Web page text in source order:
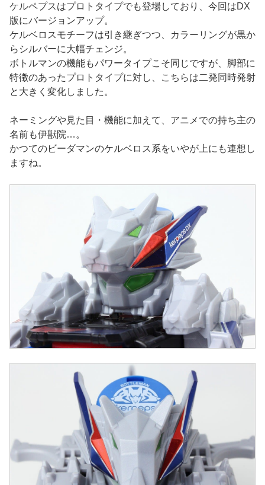
ケルペプスはプロトタイプでも登場しており、今回はDX
版にバージョンアップ。
ケルベロスモチーフは引き継ぎつつ、カラーリングが黒か
らシルバーに大幅チェンジ。
ボトルマンの機能もパワータイプこそ同じですが、脚部に
特徴のあったプロトタイプに対し、こちらは二発同時発射
と大きく変化しました。
ネーミングや見た目・機能に加えて、アニメでの持ち主の
名前も伊獣院…。
かつてのビーダマンのケルベロス系をいやが上にも連想し
ますね。